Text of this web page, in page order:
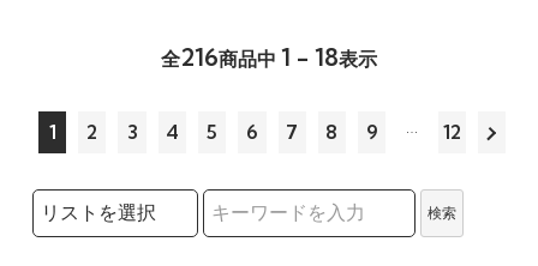
全216商品中 1 - 18表示
1 2 3 4 5 6 7 8 9 12
検索リストの選択
検索